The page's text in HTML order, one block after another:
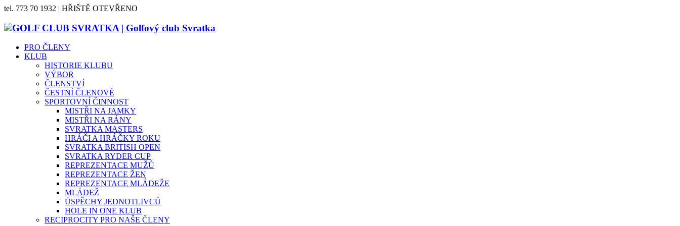
tel. 773 70 1932 | HŘIŠTĚ OTEVŘENO
PRO ČLENY
KLUB
HISTORIE KLUBU
VÝBOR
ČLENSTVÍ
ČESTNÍ ČLENOVÉ
SPORTOVNÍ ČINNOST
MISTŘI NA JAMKY
MISTŘI NA RÁNY
SVRATKA MASTERS
HRÁČI A HRÁČKY ROKU
SVRATKA BRITISH OPEN
SVRATKA RYDER CUP
REPREZENTACE MUŽŮ
REPREZENTACE ŽEN
REPREZENTACE MLÁDEŽE
MLÁDEŽ
ÚSPĚCHY JEDNOTLIVCŮ
HOLE IN ONE KLUB
RECIPROCITY PRO NAŠE ČLENY